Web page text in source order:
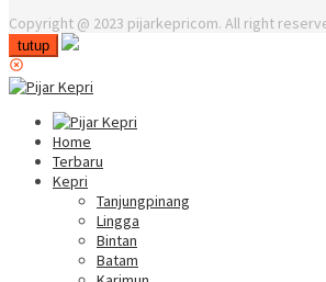
Copyright @ 2023 pijarkepricom. All right
tutup
Home
Terbaru
Kepri
Tanjungpinang
Lingga
Bintan
Batam